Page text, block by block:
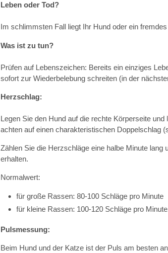
Leben oder Tod?
Im schlimmsten Fall liegt Ihr Hund oder ein
Was ist zu tun?
Prüfen auf Lebenszeichen: Bereits ein einziges
sofort zur Wiederbelebung schreiten (in der
Herzschlag:
Legen Sie den Hund auf die rechte Körperseite
achten auf einen charakteristischen Doppelschlag
Zählen Sie die Herzschläge eine halbe Minute
erhalten.
Normalwert:
für große Rassen: 80-100 Schläge pro Minute
für kleine Rassen: 100-120 Schläge pro
Pulsmessung:
Beim Hund und der Katze ist der Puls am besten